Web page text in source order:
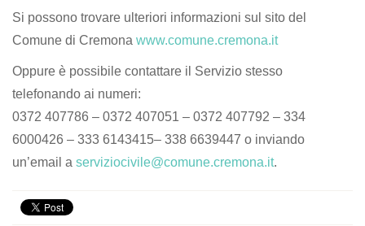
Si possono trovare ulteriori informazioni sul sito del
Comune di Cremona www.comune.cremona.it
Oppure è possibile contattare il Servizio stesso
telefonando ai numeri:
0372 407786 – 0372 407051 – 0372 407792 – 334
6000426 – 333 6143415– 338 6639447 o inviando
un’email a serviziocivile@comune.cremona.it.